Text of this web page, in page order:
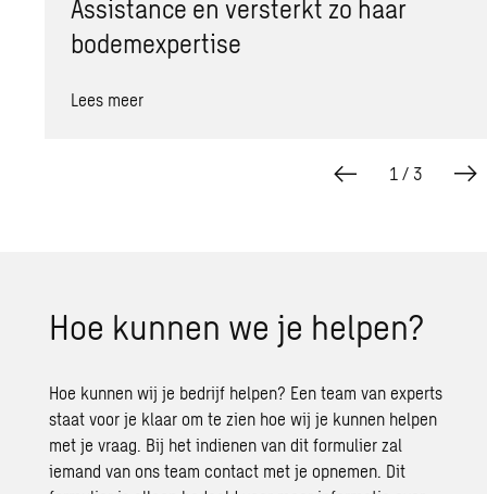
Assistance en versterkt zo haar
bodemexpertise
Lees meer
1 / 3
Hoe kun­nen we je hel­pen?
Hoe kunnen wij je bedrijf helpen? Een team van experts
staat voor je klaar om te zien hoe wij je kunnen helpen
met je vraag. Bij het indienen van dit formulier zal
iemand van ons team contact met je opnemen. Dit